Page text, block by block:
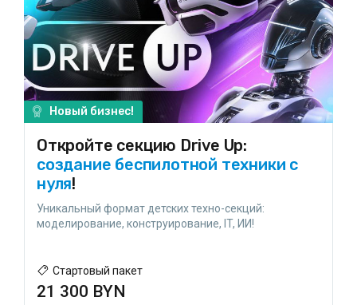
Новый бизнес!
Откройте секцию Drive Up:
создание беспилотной техники с
нуля!
Уникальный формат детских техно-секций:
моделирование, конструирование, IT, ИИ!
Стартовый пакет
21 300 BYN